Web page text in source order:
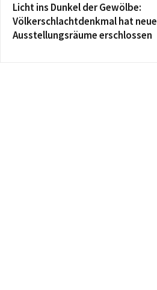
Licht ins Dunkel der Gewölbe:
Völkerschlachtdenkmal hat neue
Ausstellungsräume erschlossen